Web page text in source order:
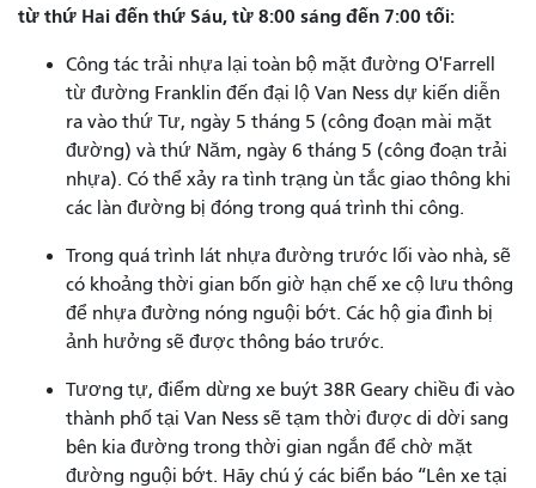
từ thứ Hai đến thứ Sáu, từ 8:00 sáng đến 7:00 tối:
Công tác trải nhựa lại toàn bộ mặt đường O'Farrell
từ đường Franklin đến đại lộ Van Ness dự kiến ​​diễn
ra vào thứ Tư, ngày 5 tháng 5 (công đoạn mài mặt
đường) và thứ Năm, ngày 6 tháng 5 (công đoạn trải
nhựa). Có thể xảy ra tình trạng ùn tắc giao thông khi
các làn đường bị đóng trong quá trình thi công.
Trong quá trình lát nhựa đường trước lối vào nhà, sẽ
có khoảng thời gian bốn giờ hạn chế xe cộ lưu thông
để nhựa đường nóng nguội bớt. Các hộ gia đình bị
ảnh hưởng sẽ được thông báo trước.
Tương tự, điểm dừng xe buýt 38R Geary chiều đi vào
thành phố tại Van Ness sẽ tạm thời được di dời sang
bên kia đường trong thời gian ngắn để chờ mặt
đường nguội bớt. Hãy chú ý các biển báo “Lên xe tại